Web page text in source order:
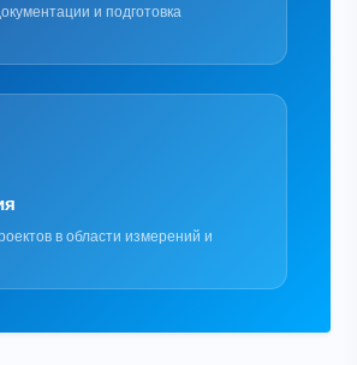
и подготовка
в области измерений и